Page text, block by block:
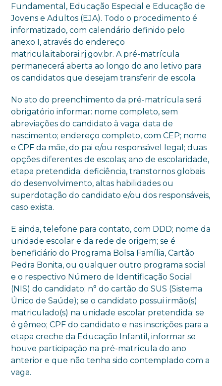
Fundamental, Educação Especial e Educação de
Jovens e Adultos (EJA). Todo o procedimento é
informatizado, com calendário definido pelo
anexo I, através do endereço
matricula.itaborai.rj.gov.br. A pré-matrícula
permanecerá aberta ao longo do ano letivo para
os candidatos que desejam transferir de escola.
No ato do preenchimento da pré-matrícula será
obrigatório informar: nome completo, sem
abreviações do candidato à vaga; data de
nascimento; endereço completo, com CEP; nome
e CPF da mãe, do pai e/ou responsável legal; duas
opções diferentes de escolas; ano de escolaridade,
etapa pretendida; deficiência, transtornos globais
do desenvolvimento, altas habilidades ou
superdotação do candidato e/ou dos responsáveis,
caso exista.
E ainda, telefone para contato, com DDD; nome da
unidade escolar e da rede de origem; se é
beneficiário do Programa Bolsa Família, Cartão
Pedra Bonita, ou qualquer outro programa social
e o respectivo Número de Identificação Social
(NIS) do candidato; n° do cartão do SUS (Sistema
Único de Saúde); se o candidato possui irmão(s)
matriculado(s) na unidade escolar pretendida; se
é gêmeo; CPF do candidato e nas inscrições para a
etapa creche da Educação Infantil, informar se
houve participação na pré-matrícula do ano
anterior e que não tenha sido contemplado com a
vaga.